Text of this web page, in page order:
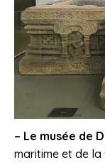
– Le musée de
maritime et de